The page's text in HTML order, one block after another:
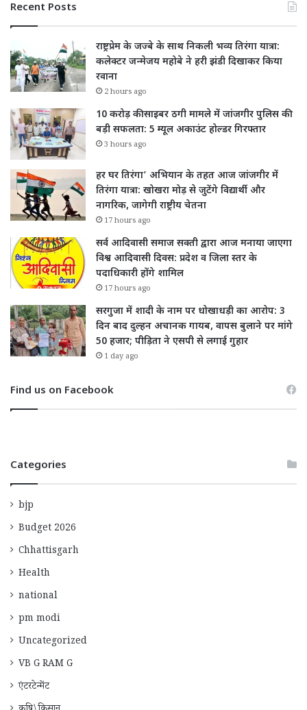
Recent Posts
राष्ट्रप्रेम के जज्बे के साथ निकली भव्य तिरंगा यात्रा:
कलेक्टर जन्मेजय महोबे ने हरी झंडी दिखाकर किया
रवाना
2 hours ago
10 करोड़ की साइबर ठगी मामले में जांजगीर पुलिस की
बड़ी सफलता: 5 म्यूल अकाउंट होल्डर गिरफ्तार
3 hours ago
हर घर तिरंगा’ अभियान के तहत आज जांजगीर में
तिरंगा यात्रा: खोखरा मोड़ से जुटेंगे विद्यार्थी और
नागरिक, जागेगी राष्ट्रीय चेतना
17 hours ago
सर्व आदिवासी समाज सक्ती द्वारा आज मनाया जाएगा
विश्व आदिवासी दिवस: प्रदेश व जिला स्तर के
पदाधिकारी होंगे शामिल
17 hours ago
सरगुजा में शादी के नाम पर धोखाधड़ी का आरोप: 3
दिन बाद दुल्हन अचानक गायब, वापस बुलाने पर मांगे
50 हजार; पीड़िता ने एसपी से लगाई गुहार
1 day ago
Find us on Facebook
Categories
bjp
Budget 2026
Chhattisgarh
Health
national
pm modi
Uncategorized
VB G RAM G
एंटरटेन्मेंट